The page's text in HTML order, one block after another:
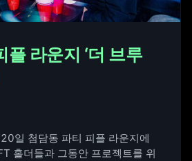
플 라운지 ‘더 브루
일 첨담동 파티 피플 라운지에
홀더들과 그동안 프로젝트를 위